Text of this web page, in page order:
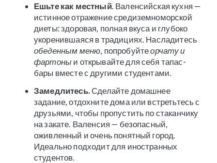
Ешьте как местный. Валенсийская кухня —
истинное отражение средиземноморской
диеты: здоровая, полная вкуса и глубоко
укоренившаяся в традициях. Насладитесь
обеденным меню, попробуйтеорчату и
фартоны и открывайте для себя тапас-
бары вместе с другими студентами.
Замедлитесь.Сделайте домашнее
задание, отдохните дома или встретьтесь с
друзьями, чтобы пропустить по стаканчику
на закате. Валенсия — безопасный,
оживленный и очень понятный город.
Идеально подходит для иностранных
студентов.